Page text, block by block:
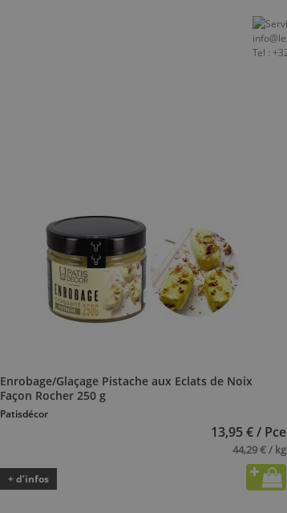
Enrobage/Glaçage Pistache aux Eclats de Noix
Façon Rocher 250 g
Patisdécor
13,95 € / Pce
44,29 € / kg
+ d’infos